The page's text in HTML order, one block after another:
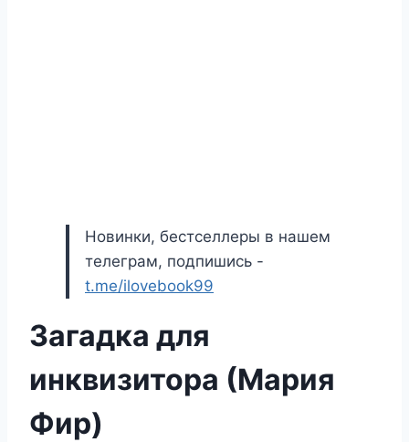
Новинки, бестселлеры в нашем
телеграм, подпишись -
t.me/ilovebook99
Загадка для
инквизитора (Мария
Фир)